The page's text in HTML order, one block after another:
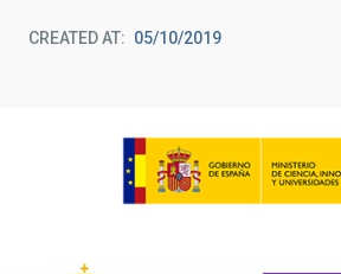
CREATED AT 05/10/2019